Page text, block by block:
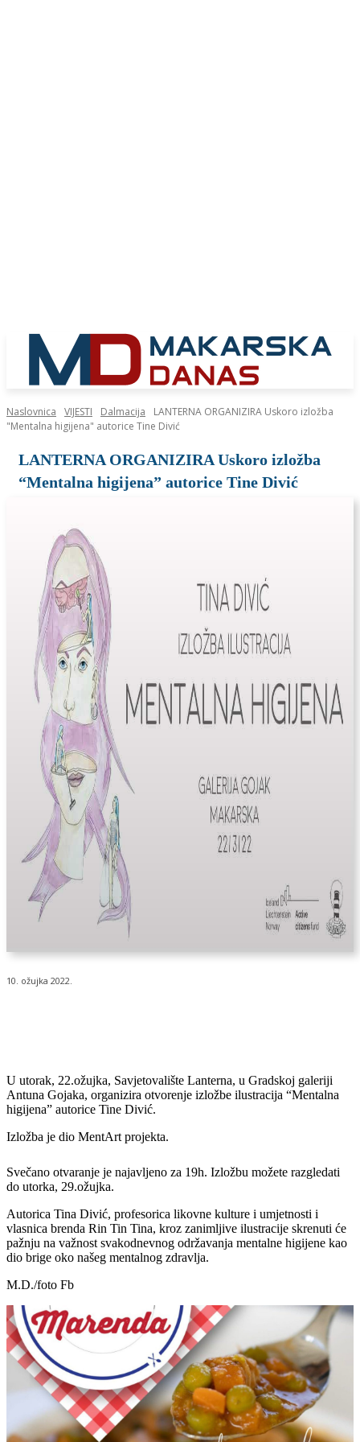
Naslovnica VIJESTI Dalmacija
LANTERNA ORGANIZIRA Uskoro izložba
"Mentalna higijena" autorice Tine Divić
LANTERNA ORGANIZIRA Uskoro izložba
“Mentalna higijena” autorice Tine Divić
10. ožujka 2022.
U utorak, 22.ožujka, Savjetovalište Lanterna, u Gradskoj galeriji
Antuna Gojaka, organizira otvorenje izložbe ilustracija “Mentalna
higijena” autorice Tine Divić.
Izložba je dio MentArt projekta.
Svečano otvaranje je najavljeno za 19h. Izložbu možete razgledati
do utorka, 29.ožujka.
Autorica Tina Divić, profesorica likovne kulture i umjetnosti i
vlasnica brenda Rin Tin Tina, kroz zanimljive ilustracije skrenuti će
pažnju na važnost svakodnevnog održavanja mentalne higijene kao
dio brige oko našeg mentalnog zdravlja.
M.D./foto Fb